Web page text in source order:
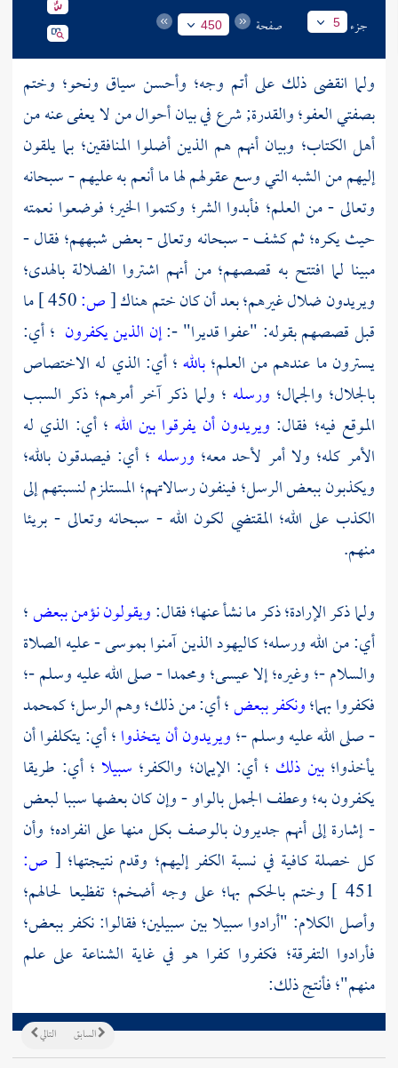
جزء 5 صفحة 450
ولما انقضى ذلك على أتم وجه؛ وأحسن سياق ونحو؛ وختم
بصفتي العفو؛ والقدرة; شرع في بيان أحوال من لا يعفى عنه من
أهل الكتاب؛ وبيان أنهم هم الذين أضلوا المنافقين؛ بما يلقون
إليهم من الشبه التي وسع عقولهم لها ما أنعم به عليهم - سبحانه
وتعالى - من العلم؛ فأبدوا الشر؛ وكتموا الخير؛ فوضعوا نعمته
حيث يكره؛ ثم كشف - سبحانه وتعالى - بعض شبههم؛ فقال -
مبينا لما افتتح به قصصهم؛ من أنهم اشتروا الضلالة بالهدى؛
ويريدون ضلال غيرهم؛ بعد أن كان ختم هناك[ص:
ما
قبل قصصهم بقوله: "عفوا قديرا" -:إن الذين يكفرون ؛ أي:
يسترون ما عندهم من العلم؛بالله؛ أي: الذي له الاختصاص
بالجلال؛ والجمال؛ ورسله ؛ ولما ذكر آخر أمرهم؛ ذكر السبب
الموقع فيه؛ فقال: ويريدون أن يفرقوا بين الله ؛ أي: الذي له
الأمر كله؛ ولا أمر لأحد معه؛ ورسله ؛ أي: فيصدقون بالله؛
ويكذبون ببعض الرسل؛ فينفون رسالاتهم؛ المستلزم لنسبتهم إلى
الكذب على الله؛ المقتضي لكون الله - سبحانه وتعالى - بريئا
منهم.
ولما ذكر الإرادة؛ ذكر ما نشأ عنها؛ فقال:ويقولون نؤمن ببعض؛
أي: من الله ورسله؛ كاليهود الذين آمنوابموسى- عليه الصلاة
والسلام -؛ وغيره؛ إلاعيسى؛ومحمدا- صلى الله عليه وسلم -؛
فكفروا بهما؛ونكفر ببعض؛ أي: من ذلك؛ وهم الرسل؛كمحمد
- صلى الله عليه وسلم -؛ويريدون أن يتخذوا؛ أي: يتكلفوا أن
يأخذوا؛بين ذلك ؛ أي: الإيمان؛ والكفر؛ سبيلا ؛ أي: طريقا
يكفرون به؛ وعطف الجمل بالواو - وإن كان بعضها سببا لبعض
- إشارة إلى أنهم جديرون بالوصف بكل منها على انفراده؛ وأن
كل خصلة كافية في نسبة الكفر إليهم؛ وقدم نتيجتها؛ [ ص:
451 ]
وختم بالحكم بها؛ على وجه أضخم؛ تفظيعا لحالهم؛
وأصل الكلام: "أرادوا سبيلا بين سبيلين؛ فقالوا: نكفر ببعض؛
فأرادوا التفرقة؛ فكفروا كفرا هو في غاية الشناعة على علم
منهم"؛ فأنتج ذلك:
التالي السابق